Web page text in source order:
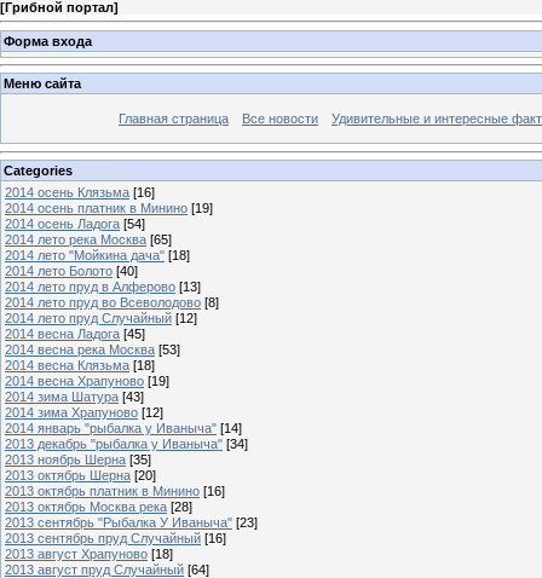
[Грибной портал]
Форма входа
Меню сайта
Главная страница Все новости Удивительные и интересные
Categories
2014 осень Клязьма [16]
2014 осень платник в Минино [19]
2014 осень Ладога [54]
2014 лето река Москва [65]
2014 лето "Мойкина дача" [18]
2014 лето Болото [40]
2014 лето пруд в Алферово [13]
2014 лето пруд во Всеволодово [8]
2014 лето пруд Случайный [12]
2014 весна Ладога [45]
2014 весна река Москва [53]
2014 весна Клязьма [18]
2014 весна Храпуново [19]
2014 зима Шатура [43]
2014 зима Храпуново [12]
2014 январь "рыбалка у Иваныча" [14]
2013 декабрь "рыбалка у Иваныча" [34]
2013 ноябрь Шерна [35]
2013 октябрь Шерна [20]
2013 октябрь платник в Минино [16]
2013 октябрь Москва река [28]
2013 сентябрь "Рыбалка У Иваныча" [23]
2013 сентябрь пруд Случайный [16]
2013 август Храпуново [18]
2013 август пруд Случайный [64]